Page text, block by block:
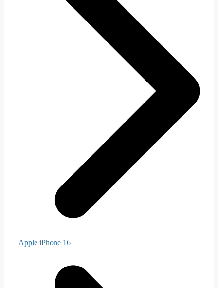
Apple iPhone 16